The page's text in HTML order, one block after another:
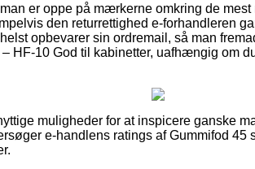
er oppe på mærkerne omkring de
den returrettighed e-forhandleren
opbevarer sin ordremail, så man
HF-10 God til kabinetter, uafhængig om
muligheder for at inspicere ganske
e-handlens ratings af Gummifod 45